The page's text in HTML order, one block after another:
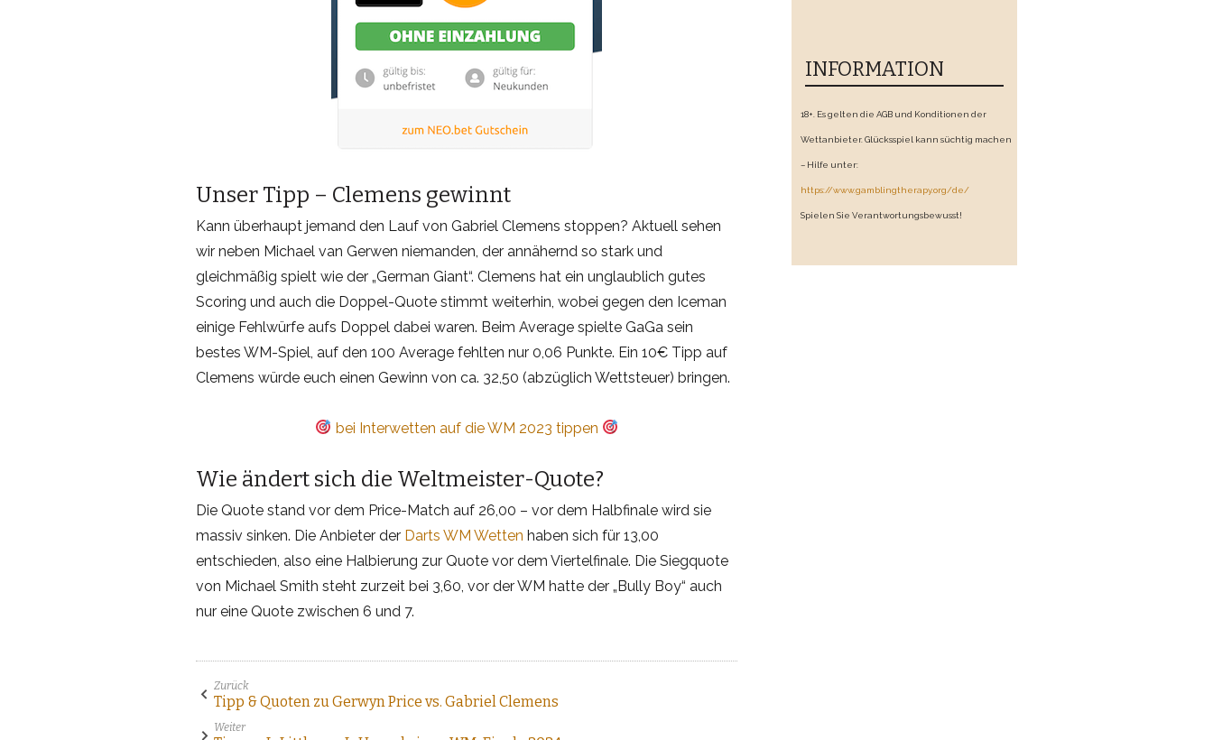
Unser Tipp – Clemens gewinnt
Kann überhaupt jemand den Lauf von Gabriel Clemens stoppen? Aktuell sehen
wir neben Michael van Gerwen niemanden, der annähernd so stark und
gleichmäßig spielt wie der „German Giant“. Clemens hat ein unglaublich gutes
Scoring und auch die Doppel-Quote stimmt weiterhin, wobei gegen den Iceman
einige Fehlwürfe aufs Doppel dabei waren. Beim Average spielte GaGa sein
bestes WM-Spiel, auf den 100 Average fehlten nur 0,06 Punkte. Ein 10€ Tipp auf
Clemens würde euch einen Gewinn von ca. 32,50 (abzüglich Wettsteuer) bringen.
bei Interwetten auf die WM 2023 tippen
Wie ändert sich die Weltmeister-Quote?
Die Quote stand vor dem Price-Match auf 26,00 – vor dem Halbfinale wird sie
massiv sinken. Die Anbieter der Darts WM Wetten haben sich für 13,00
entschieden, also eine Halbierung zur Quote vor dem Viertelfinale. Die Siegquote
von Michael Smith steht zurzeit bei 3,60, vor der WM hatte der „Bully Boy“ auch
nur eine Quote zwischen 6 und 7.
Zurück
Tipp & Quoten zu Gerwyn Price vs. Gabriel Clemens
Weiter
INFORMATION
18+. Es gelten die AGB und Konditionen der
Wettanbieter. Glücksspiel kann süchtig machen
– Hilfe unter:
https://www.gamblingtherapy.org/de/
Spielen Sie Verantwortungsbewusst!